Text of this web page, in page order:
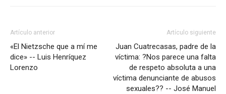
Artículo anterior
«El Nietzsche que a mí me
dice» -- Luis Henríquez
Lorenzo
Artículo siguiente
Juan Cuatrecasas, padre de la
víctima: ?Nos parece una falta
de respeto absoluta a una
víctima denunciante de abusos
sexuales?? -- José Manuel